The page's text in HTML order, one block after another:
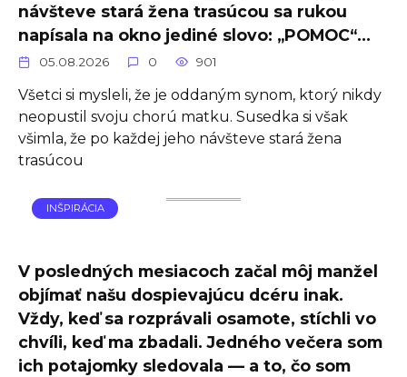
návšteve stará žena trasúcou sa rukou
napísala na okno jediné slovo: „POMOC“…
05.08.2026 0 901
Všetci si mysleli, že je oddaným synom, ktorý nikdy
neopustil svoju chorú matku. Susedka si však
všimla, že po každej jeho návšteve stará žena
trasúcou
INŠPIRÁCIA
V posledných mesiacoch začal môj manžel
objímať našu dospievajúcu dcéru inak.
Vždy, keď sa rozprávali osamote, stíchli vo
chvíli, keď ma zbadali. Jedného večera som
ich potajomky sledovala — a to, čo som